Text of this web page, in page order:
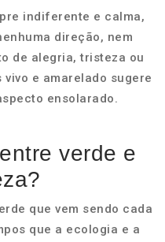
indiferente e calma,
direção, nem
de alegria, tristeza ou
vivo e amarelado sugere
ensolarado.
verde e
que vem sendo cada
que a ecologia e a